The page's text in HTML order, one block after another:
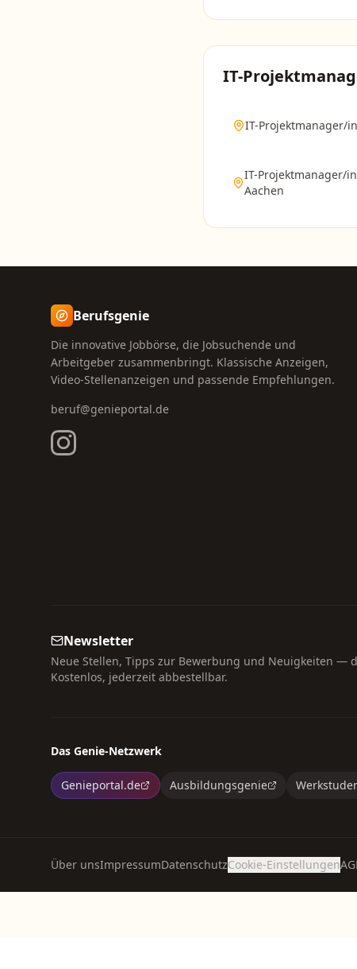
IT-
IT-Projektmanager/in
IT-Projektmanager/in
Aachen
Berufsgenie
Die innovative Jobbörse, die Jobsuchende und
Arbeitgeber zusammenbringt. Klassische Anzeigen,
Video-Stellenanzeigen und passende Empfehlungen.
beruf@genieportal.de
Newsletter
Neue Stellen, Tipps zur Bewerbung und Neuigkeiten —
Kostenlos, jederzeit abbestellbar.
Das Genie-Netzwerk
Genieportal.de Ausbildungsgenie
Über unsImpressumDatenschutzCookie-Einstellungen